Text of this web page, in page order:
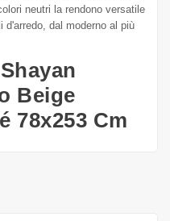
neutri la rendono versatile
dal moderno al più
Beige
78x253 Cm